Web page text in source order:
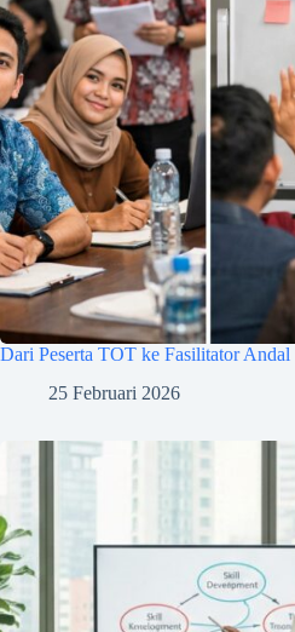
Dari Peserta TOT ke Fasilitator Andal
25 Februari 2026